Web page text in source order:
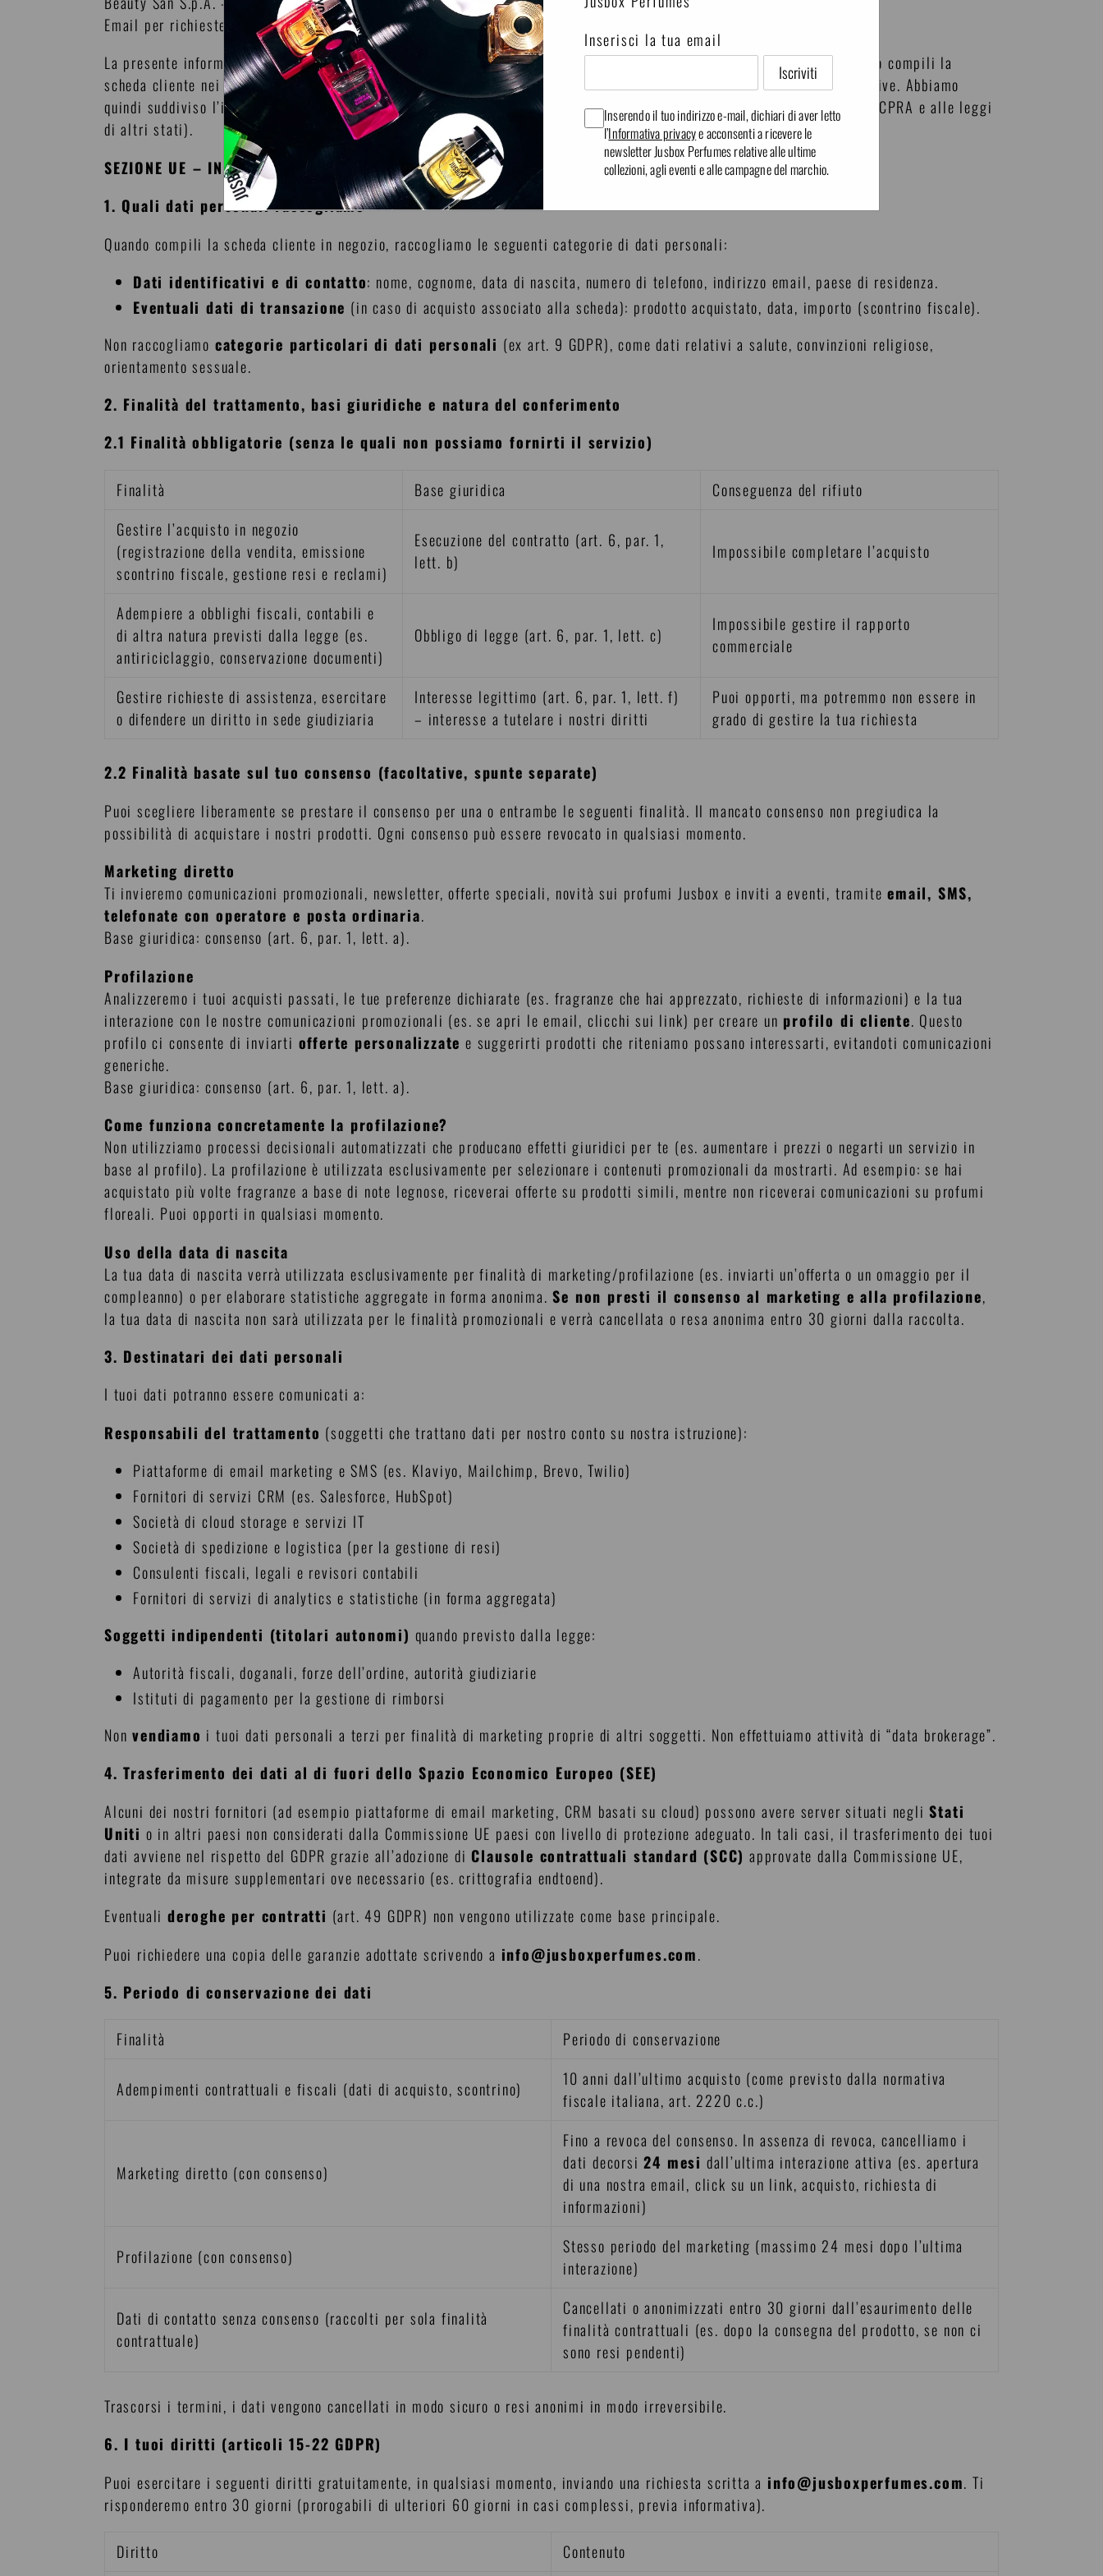
Email per richieste privacy:info@jusboxperfumes.com
La presente informativa descrive come raccogliamo, utilizziamo, conserviamo e condividiamo i tuoi dati personali quando compili la
scheda cliente nei nostri negozi fisici. A seconda del paese in cui si trova il negozio, possono applicarsi diverse normative. Abbiamo
quindi suddiviso l’informativa in due sezioni:Sezione UE (GDPR) eSezione USA(con particolare riferimento al CCPA/CPRA e alle leggi
di altri stati).
SEZIONE UE – INFORMAZIONI AI SENSI DEL REGOLAMENTO (UE) 2016/679 (GDPR)
1. Quali dati personali raccogliamo
Quando compili la scheda cliente in negozio, raccogliamo le seguenti categorie di dati personali:
Dati identificativi e di contatto: nome, cognome, data di nascita, numero di telefono, indirizzo email, paese di residenza.
Eventuali dati di transazione (in caso di acquisto associato alla scheda): prodotto acquistato, data, importo (scontrino fiscale).
Non raccogliamo categorie particolari di dati personali (ex art. 9 GDPR), come dati relativi a salute, convinzioni religiose,
orientamento sessuale.
2. Finalità del trattamento, basi giuridiche e natura del conferimento
2.1 Finalità obbligatorie (senza le quali non possiamo fornirti il servizio)
Finalità Base giuridica
Conseguenza del rifiuto
Gestire l’acquisto in negozio
(registrazione della vendita, emissione
scontrino fiscale, gestione resi e reclami)
Esecuzione del contratto (art. 6, par. 1,
lett. b)
Impossibile completare l’acquisto
Adempiere a obblighi fiscali, contabili e
di altra natura previsti dalla legge (es.
antiriciclaggio, conservazione documenti)
Obbligo di legge (art. 6, par. 1, lett. c)
Impossibile gestire il rapporto
commerciale
Gestire richieste di assistenza, esercitare
o difendere un diritto in sede giudiziaria
Interesse legittimo (art. 6, par. 1, lett. f)
– interesse a tutelare i nostri diritti
Puoi opporti, ma potremmo non essere in
grado di gestire la tua richiesta
2.2 Finalità basate sul tuo consenso (facoltative, spunte separate)
Puoi scegliere liberamente se prestare il consenso per una o entrambe le seguenti finalità. Il mancato consenso non pregiudica la
possibilità di acquistare i nostri prodotti. Ogni consenso può essere revocato in qualsiasi momento.
Marketing diretto
Ti invieremo comunicazioni promozionali, newsletter, offerte speciali, novità sui profumi Jusbox e inviti a eventi, tramiteemail, SMS,
telefonate con operatore e posta ordinaria.
Base giuridica: consenso (art. 6, par. 1, lett. a).
Profilazione
Analizzeremo i tuoi acquisti passati, le tue preferenze dichiarate (es. fragranze che hai apprezzato, richieste di informazioni) e la tua
interazione con le nostre comunicazioni promozionali (es. se apri le email, clicchi sui link) per creare un profilo di cliente. Questo
profilo ci consente di inviarti offerte personalizzate e suggerirti prodotti che riteniamo possano interessarti, evitandoti comunicazioni
generiche.
Base giuridica: consenso (art. 6, par. 1, lett. a).
Come funziona concretamente la profilazione?
Non utilizziamo processi decisionali automatizzati che producano effetti giuridici per te (es. aumentare i prezzi o negarti un servizio in
base al profilo). La profilazione è utilizzata esclusivamente per selezionare i contenuti promozionali da mostrarti. Ad esempio: se hai
acquistato più volte fragranze a base di note legnose, riceverai offerte su prodotti simili, mentre non riceverai comunicazioni su profumi
floreali. Puoi opporti in qualsiasi momento.
Uso della data di nascita
La tua data di nascita verrà utilizzata esclusivamente per finalità di marketing/profilazione (es. inviarti un’offerta o un omaggio per il
compleanno) o per elaborare statistiche aggregate in forma anonima.Se non presti il consenso al marketing e alla profilazione,
la tua data di nascita non sarà utilizzata per le finalità promozionali e verrà cancellata o resa anonima entro 30 giorni dalla raccolta.
3. Destinatari dei dati personali
I tuoi dati potranno essere comunicati a:
Responsabili del trattamento (soggetti che trattano dati per nostro conto su nostra istruzione):
Piattaforme di email marketing e SMS (es. Klaviyo, Mailchimp, Brevo, Twilio)
Fornitori di servizi CRM (es. Salesforce, HubSpot)
Società di cloud storage e servizi IT
Società di spedizione e logistica (per la gestione di resi)
Consulenti fiscali, legali e revisori contabili
Fornitori di servizi di analytics e statistiche (in forma aggregata)
Soggetti indipendenti (titolari autonomi) quando previsto dalla legge:
Autorità fiscali, doganali, forze dell’ordine, autorità giudiziarie
Istituti di pagamento per la gestione di rimborsi
Nonvendiamo i tuoi dati personali a terzi per finalità di marketing proprie di altri soggetti. Non effettuiamo attività di “data brokerage”.
4. Trasferimento dei dati al di fuori dello Spazio Economico Europeo (SEE)
Alcuni dei nostri fornitori (ad esempio piattaforme di email marketing, CRM basati su cloud) possono avere server situati negliStati
Uniti o in altri paesi non considerati dalla Commissione UE paesi con livello di protezione adeguato. In tali casi, il trasferimento dei tuoi
dati avviene nel rispetto del GDPR grazie all’adozione di Clausole contrattuali standard (SCC) approvate dalla Commissione UE,
integrate da misure supplementari ove necessario (es. crittografia endtoend).
Eventuali deroghe per contratti (art. 49 GDPR) non vengono utilizzate come base principale.
Puoi richiedere una copia delle garanzie adottate scrivendo a info@jusboxperfumes.com.
5. Periodo di conservazione dei dati
Finalità Periodo di conservazione
Adempimenti contrattuali e fiscali (dati di acquisto, scontrino)
10 anni dall’ultimo acquisto (come previsto dalla normativa
fiscale italiana, art. 2220 c.c.)
Marketing diretto (con consenso)
Fino a revoca del consenso. In assenza di revoca, cancelliamo i
dati decorsi24 mesi dall’ultima interazione attiva (es. apertura
di una nostra email, click su un link, acquisto, richiesta di
informazioni)
Profilazione (con consenso)
Stesso periodo del marketing (massimo 24 mesi dopo l’ultima
interazione)
Dati di contatto senza consenso (raccolti per sola finalità
contrattuale)
Cancellati o anonimizzati entro 30 giorni dall’esaurimento delle
finalità contrattuali (es. dopo la consegna del prodotto, se non ci
sono resi pendenti)
Trascorsi i termini, i dati vengono cancellati in modo sicuro o resi anonimi in modo irreversibile.
6. I tuoi diritti (articoli 15-22 GDPR)
Puoi esercitare i seguenti diritti gratuitamente, in qualsiasi momento, inviando una richiesta scritta a info@jusboxperfumes.com. Ti
risponderemo entro 30 giorni (prorogabili di ulteriori 60 giorni in casi complessi, previa informativa).
Diritto Contenuto
Inserisci la tua email
Inserendo il tuo indirizzo e-mail, dichiari di aver letto
l’Informativa privacye acconsenti a ricevere le
newsletter Jusbox Perfumes relative alle ultime
collezioni, agli eventi e alle campagne del marchio.